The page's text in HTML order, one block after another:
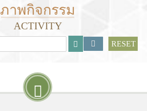
ภาพกิจกรรม
ACTIVITY
RESET